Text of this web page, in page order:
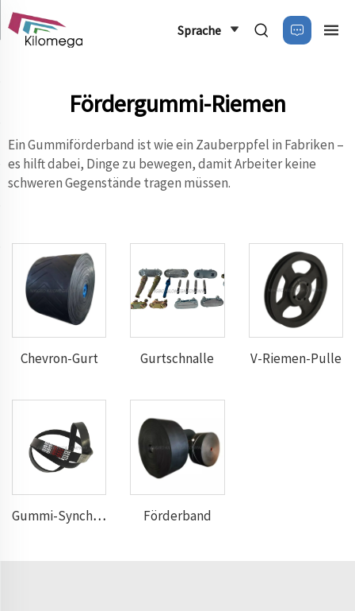
Sprache
Fördergummi-Riemen
Ein Gummiförderband ist wie ein Zauberppfel in Fabriken –
es hilft dabei, Dinge zu bewegen, damit Arbeiter keine
schweren Gegenstände tragen müssen.
Chevron-Gurt Gurtschnalle V-Riemen-Pulle
Gummi-Synchronriemen Förderband